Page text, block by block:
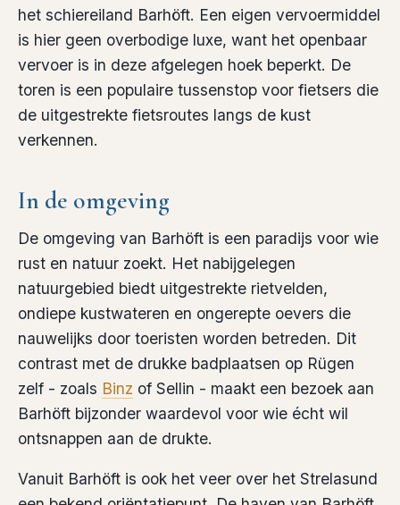
het schiereiland Barhöft. Een eigen vervoermiddel
is hier geen overbodige luxe, want het openbaar
vervoer is in deze afgelegen hoek beperkt. De
toren is een populaire tussenstop voor fietsers die
de uitgestrekte fietsroutes langs de kust
verkennen.
In de omgeving
De omgeving van Barhöft is een paradijs voor wie
rust en natuur zoekt. Het nabijgelegen
natuurgebied biedt uitgestrekte rietvelden,
ondiepe kustwateren en ongerepte oevers die
nauwelijks door toeristen worden betreden. Dit
contrast met de drukke badplaatsen op Rügen
zelf - zoals Binz of Sellin - maakt een bezoek aan
Barhöft bijzonder waardevol voor wie écht wil
ontsnappen aan de drukte.
Vanuit Barhöft is ook het veer over het Strelasund